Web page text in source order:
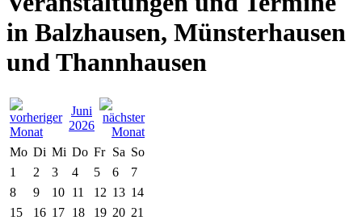
in Balzhausen, Münsterhausen
und Thannhausen
Juni
2026
Mo Di Mi Do Fr Sa So
1
2 3 4 5 6
7
8
9 10 11 12 13 14
15
16 17 18 19 20 21